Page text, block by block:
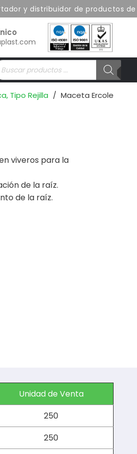
y distribuidor de productos de
Tipo Rejilla / Maceta Ercole
viveros para la
de la raíz.
de la raíz.
Unidad de Venta
250
250